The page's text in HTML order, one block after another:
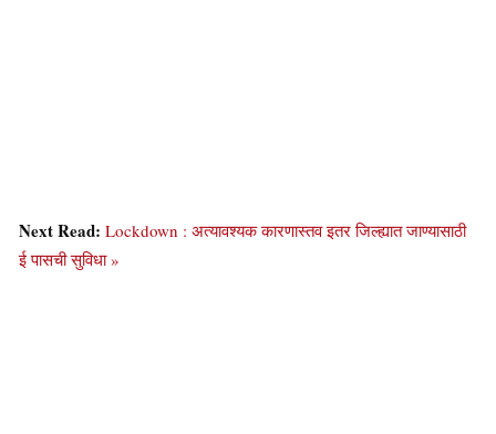
Next Read: Lockdown : अत्यावश्यक कारणास्तव इतर जिल्ह्यात जाण्यासाठी
ई पासची सुविधा »